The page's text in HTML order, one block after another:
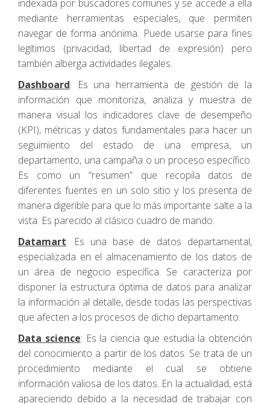
indexada por buscadores comunes y se accede a ella
mediante herramientas especiales, que permiten
navegar de forma anónima. Puede usarse para fines
legítimos (privacidad, libertad de expresión) pero
también alberga actividades ilegales.
Dashboard: Es una herramienta de gestión de la
información que monitoriza, analiza y muestra de
manera visual los indicadores clave de desempeño
(KPI), métricas y datos fundamentales para hacer un
seguimiento del estado de una empresa, un
departamento, una campaña o un proceso específico.
Es como un “resumen” que recopila datos de
diferentes fuentes en un solo sitio y los presenta de
manera digerible para que lo más importante salte a la
vista. Es parecido al clásico cuadro de mando.
Datamart: Es una base de datos departamental,
especializada en el almacenamiento de los datos de
un área de negocio específica. Se caracteriza por
disponer la estructura óptima de datos para analizar
la información al detalle, desde todas las perspectivas
que afecten a los procesos de dicho departamento.
Data science: Es la ciencia que estudia la obtención
del conocimiento a partir de los datos. Se trata de un
procedimiento mediante el cual se obtiene
información valiosa de los datos. En la actualidad, está
apareciendo debido a la necesidad de trabajar con